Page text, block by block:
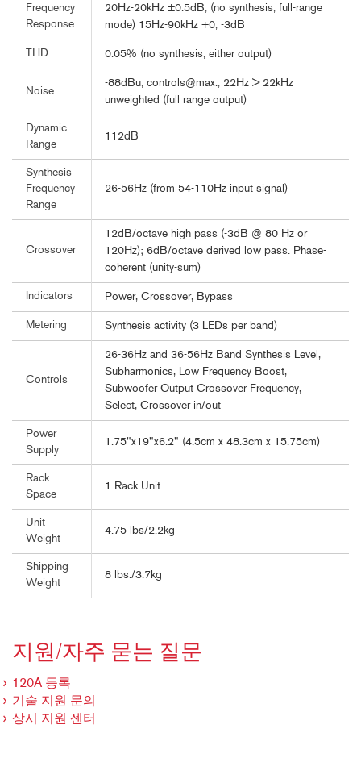
Frequency
Response
20Hz-20kHz ±0.5dB, (no synthesis, full-range
mode) 15Hz-90kHz +0, -3dB
THD 0.05% (no synthesis, either output)
Noise
-88dBu, controls@max., 22Hz > 22kHz
unweighted (full range output)
Dynamic
Range
112dB
Synthesis
Frequency
Range
26-56Hz (from 54-110Hz input signal)
Crossover
12dB/octave high pass (-3dB @ 80 Hz or
120Hz); 6dB/octave derived low pass. Phase-
coherent (unity-sum)
Indicators Power, Crossover, Bypass
Metering Synthesis activity (3 LEDs per band)
Controls
26-36Hz and 36-56Hz Band Synthesis Level,
Subharmonics, Low Frequency Boost,
Subwoofer Output Crossover Frequency,
Select, Crossover in/out
Power
Supply
1.75"x19"x6.2" (4.5cm x 48.3cm x 15.75cm)
Rack
Space
1 Rack Unit
Unit
Weight
4.75 lbs/2.2kg
Shipping
Weight
8 lbs./3.7kg
지원/자주 묻는 질문
120A 등록
기술 지원 문의
상시 지원 센터